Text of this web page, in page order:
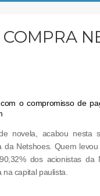
novela, acabou nesta
Netshoes. Quem
dos acionistas da
na capital paulista.